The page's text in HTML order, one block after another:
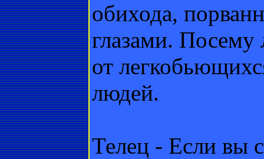
обихода,
глазами. Посему
от
людей.
Телец - Если вы